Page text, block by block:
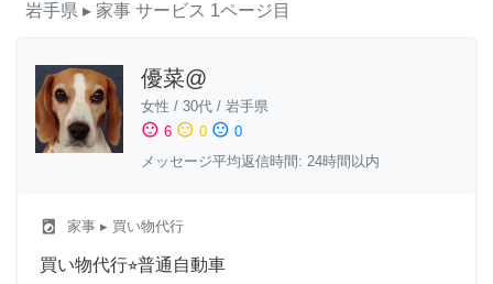
岩手県 ▸ 家事 サービス 1ページ目
優菜@
女性 / 30代 / 岩手県
sentiment_satisfied 6 sentiment_neutral 0 sentiment_dissatisfied 0
メッセージ平均返信時間: 24時間以内
local_laundry_service 家事 ▸ 買い物代行
買い物代行⭐︎普通自動車